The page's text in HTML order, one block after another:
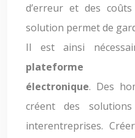
d’erreur et des
solution permet de
Il est ainsi
plateforme
électronique. Des
créent des solutions
interentreprises.